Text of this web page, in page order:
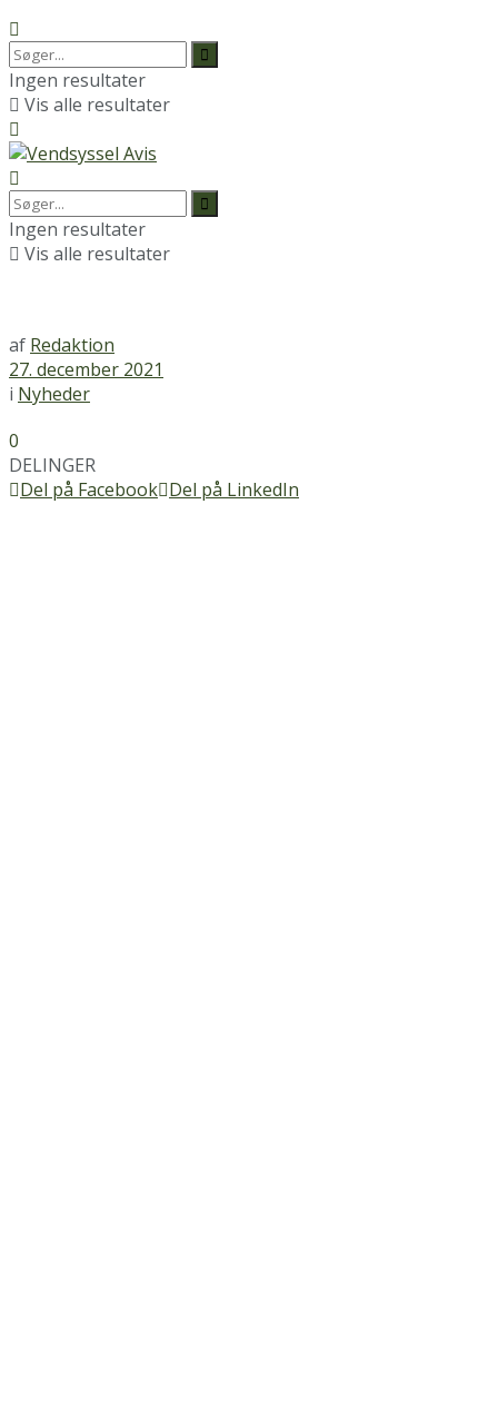
Ingen resultater
Vis alle resultater
Ingen resultater
Vis alle resultater
af Redaktion
27. december 2021
i Nyheder
0
DELINGER
Del på Facebook Del på LinkedIn